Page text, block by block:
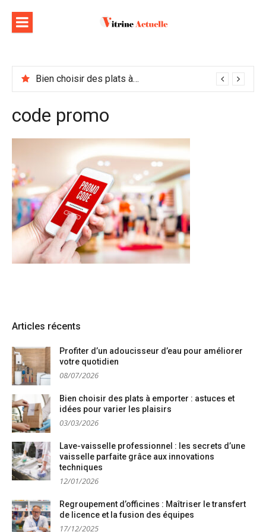
contenu
Bien choisir des plats à emporter : astuces et idées pour varier les plaisirs
code promo
Articles récents
Profiter d’un adoucisseur d’eau pour améliorer
votre quotidien
08/07/2026
Bien choisir des plats à emporter : astuces et
idées pour varier les plaisirs
03/03/2026
Lave-vaisselle professionnel : les secrets d’une
vaisselle parfaite grâce aux innovations
techniques
12/01/2026
Regroupement d’officines : Maîtriser le transfert
de licence et la fusion des équipes
17/12/2025